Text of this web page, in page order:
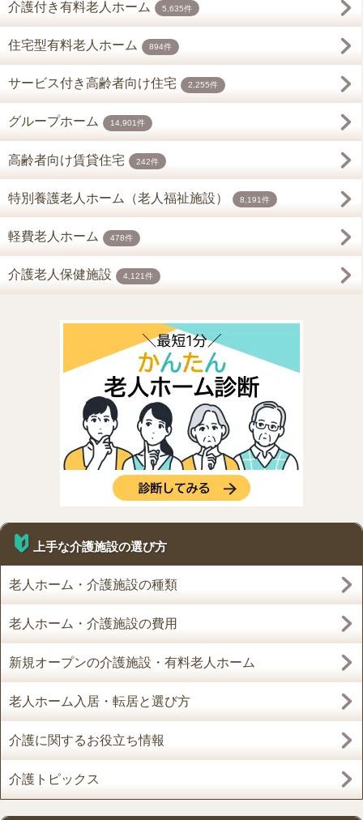
介護付き有料老人ホーム 5,635件
住宅型有料老人ホーム 894件
サービス付き高齢者向け住宅 2,255件
グループホーム 14,901件
高齢者向け賃貸住宅 242件
特別養護老人ホーム（老人福祉施設） 8,191件
軽費老人ホーム 478件
介護老人保健施設 4,121件
上手な介護施設の選び方
老人ホーム・介護施設の種類
老人ホーム・介護施設の費用
新規オープンの介護施設・有料老人ホーム
老人ホーム入居・転居と選び方
介護に関するお役立ち情報
介護トピックス